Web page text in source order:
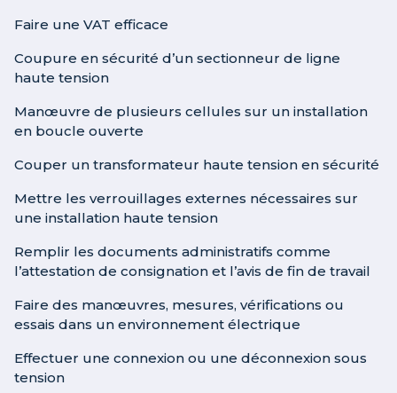
Faire une VAT efficace
Coupure en sécurité d’un sectionneur de ligne
haute tension
Manœuvre de plusieurs cellules sur un installation
en boucle ouverte
Couper un transformateur haute tension en sécurité
Mettre les verrouillages externes nécessaires sur
une installation haute tension
Remplir les documents administratifs comme
l’attestation de consignation et l’avis de fin de travail
Faire des manœuvres, mesures, vérifications ou
essais dans un environnement électrique
Effectuer une connexion ou une déconnexion sous
tension